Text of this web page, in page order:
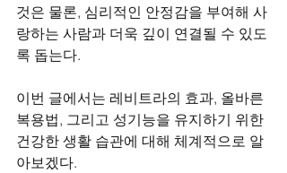
것은 물론, 심리적인 안정감을 부여해 사
랑하는 사람과 더욱 깊이 연결될 수 있도
록 돕는다.
이번 글에서는 레비트라의 효과, 올바른
복용법, 그리고 성기능을 유지하기 위한
건강한 생활 습관에 대해 체계적으로 알
아보겠다.